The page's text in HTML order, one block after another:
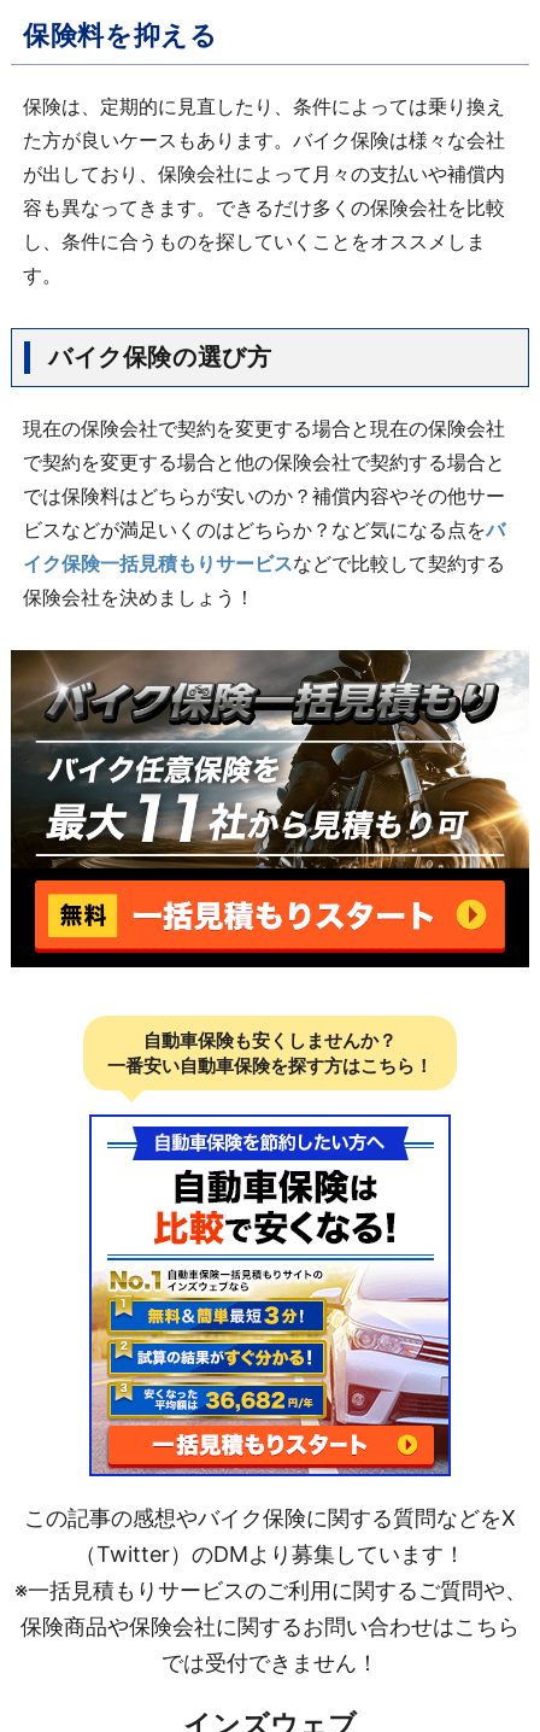
保険料を抑える
保険は、定期的に見直したり、条件によっては乗り換え
た方が良いケースもあります。バイク保険は様々な会社
が出しており、保険会社によって月々の支払いや補償内
容も異なってきます。できるだけ多くの保険会社を比較
し、条件に合うものを探していくことをオススメしま
す。
バイク保険の選び方
現在の保険会社で契約を変更する場合と現在の保険会社
で契約を変更する場合と他の保険会社で契約する場合と
では保険料はどちらが安いのか？補償内容やその他サー
ビスなどが満足いくのはどちらか？など気になる点をバ
イク保険一括見積もりサービスなどで比較して契約する
保険会社を決めましょう！
自動車保険も安くしませんか？
一番安い自動車保険を探す方はこちら！
この記事の感想やバイク保険に関する質問などをX
（Twitter）のDMより募集しています！
※一括見積もりサービスのご利用に関するご質問や、
保険商品や保険会社に関するお問い合わせはこちら
では受付できません！
インズウェブ